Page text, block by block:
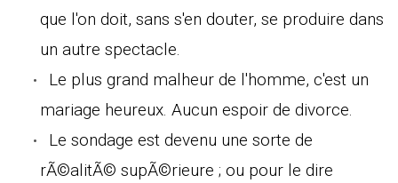
que l'on doit, sans s'en douter, se produire dans
un autre spectacle.
Le plus grand malheur de l'homme, c'est un
mariage heureux. Aucun espoir de divorce.
Le sondage est devenu une sorte de
rÃ©alitÃ© supÃ©rieure ; ou pour le dire